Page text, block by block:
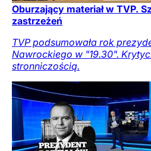
Oburzający materiał w TVP.
zastrzeżeń
TVP podsumowała rok
Nawrockiego w "19.30".
stronniczością.